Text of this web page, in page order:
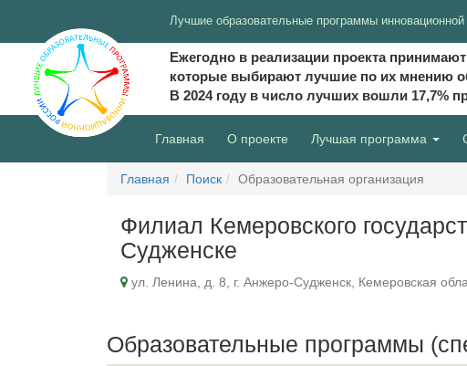
Лучшие образовательные программы
Ежегодно в реализации проекта
которые выбирают лучшие по их мнению
В 2024 году в число лучших вошли 17,7%
Главная О проекте (current)
Лучшая программа
Главная Поиск Образовательная организация
Филиал Кемеровского
Судженске
ул. Ленина, д. 8, г. Анжеро-Судженск, Кемеровская
Образовательные программы